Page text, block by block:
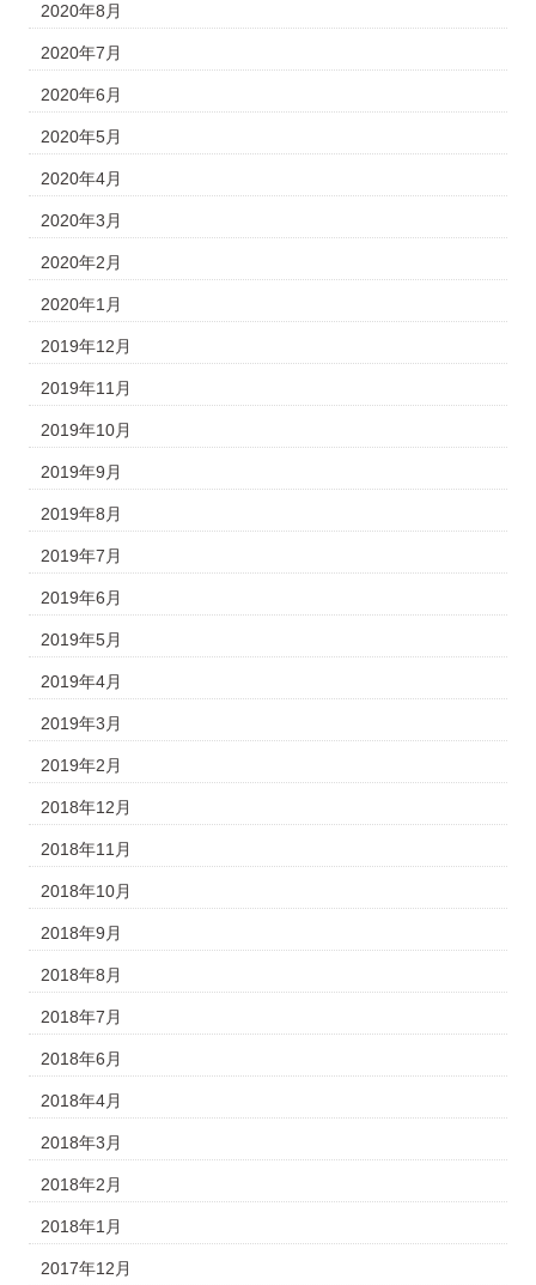
2020年8月
2020年7月
2020年6月
2020年5月
2020年4月
2020年3月
2020年2月
2020年1月
2019年12月
2019年11月
2019年10月
2019年9月
2019年8月
2019年7月
2019年6月
2019年5月
2019年4月
2019年3月
2019年2月
2018年12月
2018年11月
2018年10月
2018年9月
2018年8月
2018年7月
2018年6月
2018年4月
2018年3月
2018年2月
2018年1月
2017年12月